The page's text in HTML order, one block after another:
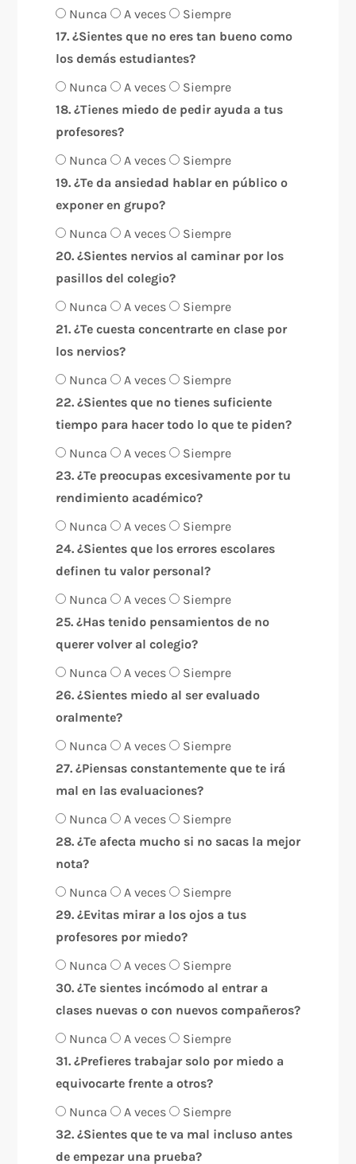
Nunca A veces
Siempre
17. ¿Sientes que no eres tan bueno como
los demás estudiantes?
Nunca
A veces
Siempre
18. ¿Tienes miedo de pedir ayuda a tus
profesores?
Nunca
A veces
Siempre
19. ¿Te da ansiedad hablar en público o
exponer en grupo?
Nunca
A veces
Siempre
20. ¿Sientes nervios al caminar por los
pasillos del colegio?
Nunca
A veces
Siempre
21. ¿Te cuesta concentrarte en clase por
los nervios?
Nunca
A veces
Siempre
22. ¿Sientes que no tienes suficiente
tiempo para hacer todo lo que te piden?
Nunca
A veces
Siempre
23. ¿Te preocupas excesivamente por tu
rendimiento académico?
Nunca
A veces
Siempre
24. ¿Sientes que los errores escolares
definen tu valor personal?
Nunca
A veces
Siempre
25. ¿Has tenido pensamientos de no
querer volver al colegio?
Nunca
A veces
Siempre
26. ¿Sientes miedo al ser evaluado
oralmente?
Nunca
A veces
Siempre
27. ¿Piensas constantemente que te irá
mal en las evaluaciones?
Nunca
A veces
Siempre
28. ¿Te afecta mucho si no sacas la mejor
nota?
Nunca
A veces
Siempre
29. ¿Evitas mirar a los ojos a tus
profesores por miedo?
Nunca
A veces
Siempre
30. ¿Te sientes incómodo al entrar a
clases nuevas o con nuevos compañeros?
Nunca
A veces
Siempre
31. ¿Prefieres trabajar solo por miedo a
equivocarte frente a otros?
Nunca
A veces
Siempre
32. ¿Sientes que te va mal incluso antes
de empezar una prueba?